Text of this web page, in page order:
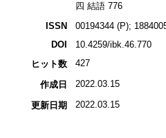
四 結語 776
ISSN
00194344 (P);
DOI
10.4259/ibk.46.770
ヒット数
427
作成日 2022.03.15
更新日期 2022.03.15